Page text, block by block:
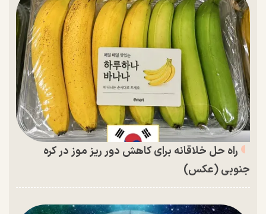
راه حل خلاقانه برای کاهش دور ریز موز در کره
جنوبی (عکس)